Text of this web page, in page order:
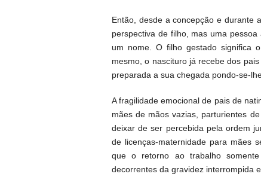
Então, desde a concepção e durante
perspectiva de filho, mas uma
um nome. O filho gestado significa
mesmo, o nascituro já recebe dos
preparada a sua chegada pondo-se-
A fragilidade emocional de pais de
mães de mãos vazias, parturientes
deixar de ser percebida pela ordem
de licenças-maternidade para mães
que o retorno ao trabalho
decorrentes da gravidez interrompida